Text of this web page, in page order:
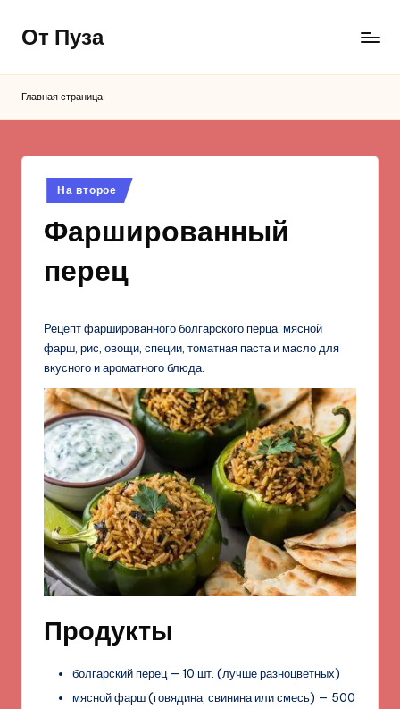
Перейти
содержимому
От Пуза
вкусные
Главная страница
Опубликовано
в
На второе
Фаршированный
перец
Рецепт фаршированного болгарского перца: мясной
фарш, рис, овощи, специи, томатная паста и масло для
вкусного и ароматного блюда.
Продукты
болгарский перец — 10 шт. (лучше разноцветных)
мясной фарш (говядина, свинина или смесь) — 500